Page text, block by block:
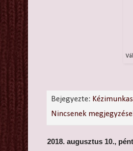
Bejegyezte:
Nincsenek
2018. augusztus 10.,